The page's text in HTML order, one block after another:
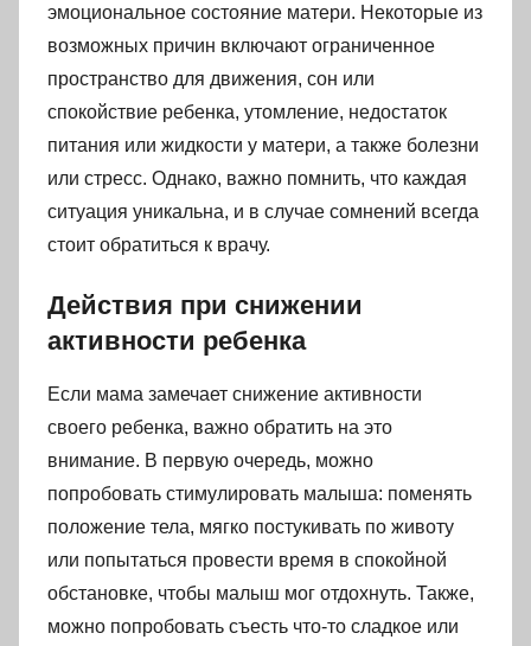
эмоциональное состояние матери. Некоторые из
возможных причин включают ограниченное
пространство для движения, сон или
спокойствие ребенка, утомление, недостаток
питания или жидкости у матери, а также болезни
или стресс. Однако, важно помнить, что каждая
ситуация уникальна, и в случае сомнений всегда
стоит обратиться к врачу.
Действия при снижении
активности ребенка
Если мама замечает снижение активности
своего ребенка, важно обратить на это
внимание. В первую очередь, можно
попробовать стимулировать малыша: поменять
положение тела, мягко постукивать по животу
или попытаться провести время в спокойной
обстановке, чтобы малыш мог отдохнуть. Также,
можно попробовать съесть что-то сладкое или